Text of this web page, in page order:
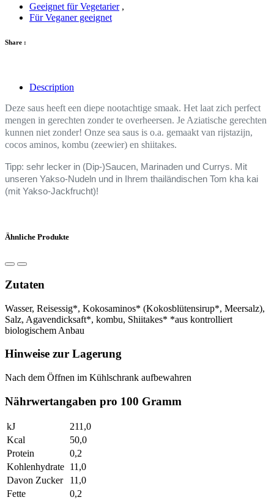
Geeignet für Vegetarier,
Für Veganer geeignet
Share :
Description
Deze saus heeft een diepe nootachtige smaak. Het laat zich perfect
mengen in gerechten zonder te overheersen. Je Aziatische gerechten
kunnen niet zonder! Onze sea saus is o.a. gemaakt van rijstazijn,
cocos aminos, kombu (zeewier) en shiitakes.
Tipp: sehr lecker in (Dip-)Saucen, Marinaden und Currys. Mit
unseren Yakso-Nudeln und in Ihrem thailändischen Tom kha kai
(mit Yakso-Jackfrucht)!
Ähnliche Produkte
Zutaten
Wasser, Reisessig*, Kokosaminos* (Kokosblütensirup*, Meersalz),
Salz, Agavendicksaft*, kombu, Shiitakes* *aus kontrolliert
biologischem Anbau
Hinweise zur Lagerung
Nach dem Öffnen im Kühlschrank aufbewahren
Nährwertangaben pro 100 Gramm
kJ
211,0
Kcal
50,0
Protein
0,2
Kohlenhydrate 11,0
Davon Zucker
11,0
Fette
0,2